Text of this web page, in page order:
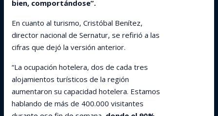
bien, comportándose”.
En cuanto al turismo, Cristóbal Benítez,
director nacional de Sernatur, se refirió a las
cifras que dejó la versión anterior.
“La ocupación hotelera, dos de cada tres
alojamientos turísticos de la región
aumentaron su capacidad hotelera. Estamos
hablando de más de 400.000 visitantes